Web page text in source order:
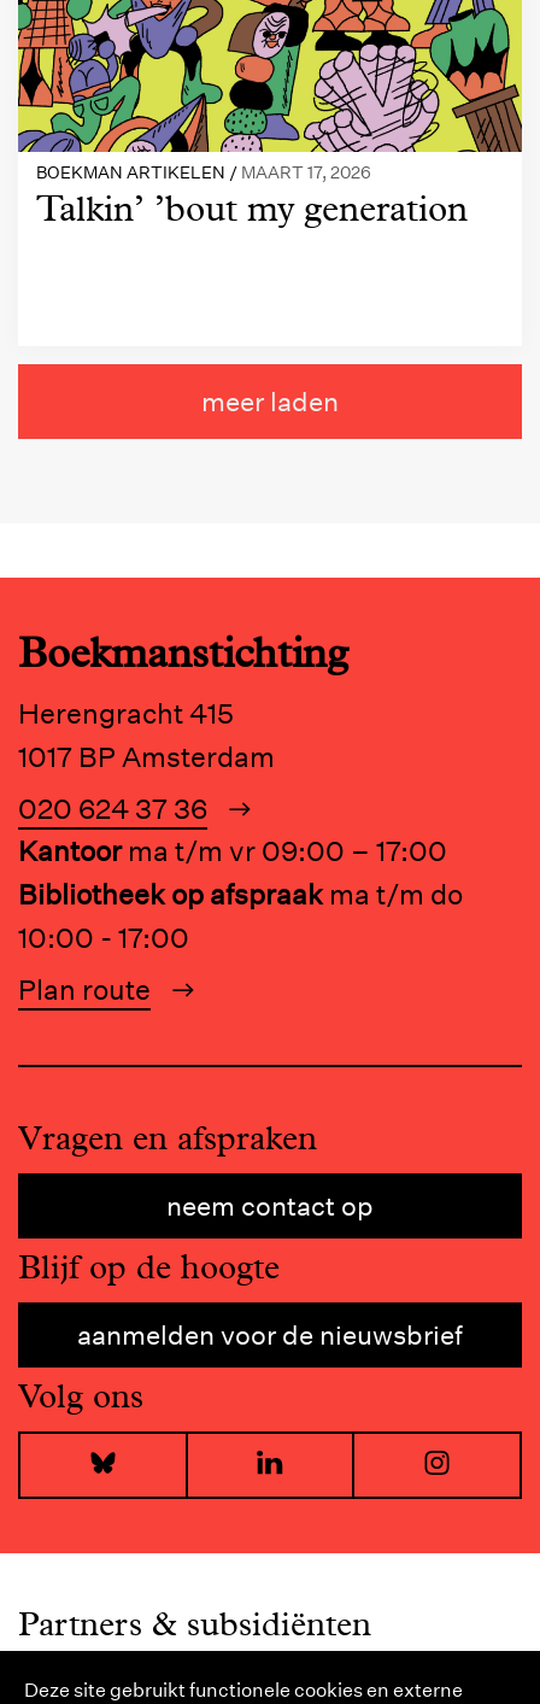
Deze site gebruikt functionele cookies en externe
Talkin’ ’bout my generation
BOEKMAN ARTIKELEN / MAART 17, 2026
meer laden
Boekmanstichting
Herengracht 415
1017 BP Amsterdam
020 624 37 36
Kantoor ma t/m vr 09:00 – 17:00
Bibliotheek op afspraak ma t/m do
10:00 - 17:00
Plan route
Vragen en afspraken
neem contact op
Blijf op de hoogte
aanmelden voor de nieuwsbrief
Volg ons
Bluesky LinkedIn
Partners & subsidiënten